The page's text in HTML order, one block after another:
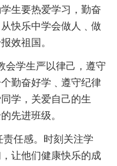
生要热爱学习，勤奋
快乐中学会做人﹑做
效祖国。
会学生严以律己，遵守
勤奋好学﹑遵守纪律
学，关爱自己的生
先进班级。
任感。时刻关注学
让他们健康快乐的成